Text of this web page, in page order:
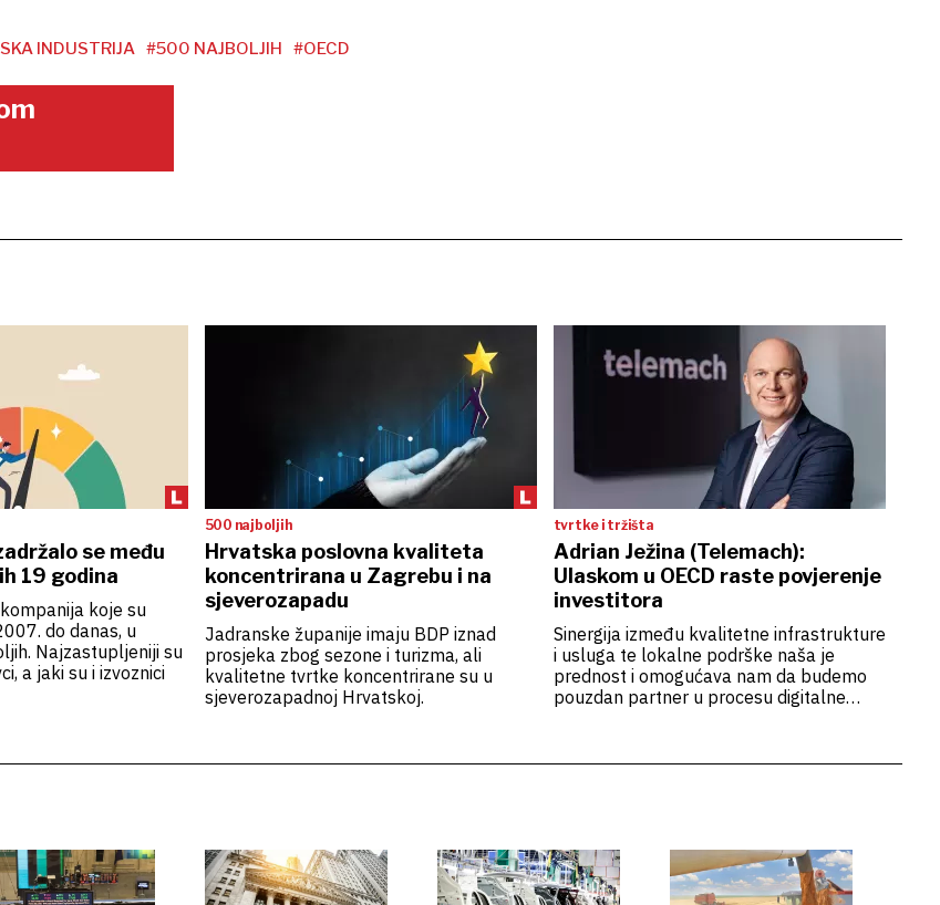
INDUSTRIJA #500 NAJBOLJIH #OECD
se među
19 godina
koje su
do danas, u
Najzastupljeniji su
a jaki su i izvoznici
500 najboljih
Hrvatska poslovna kvaliteta
koncentrirana u Zagrebu i na
sjeverozapadu
Jadranske županije imaju BDP iznad
prosjeka zbog sezone i turizma, ali
kvalitetne tvrtke koncentrirane su u
sjeverozapadnoj Hrvatskoj.
tvrtke i tržišta
Adrian Ježina (Telemach):
Ulaskom u OECD raste povjerenje
investitora
Sinergija između kvalitetne infrastrukture
i usluga te lokalne podrške naša je
prednost i omogućava nam da budemo
pouzdan partner u procesu digitalne